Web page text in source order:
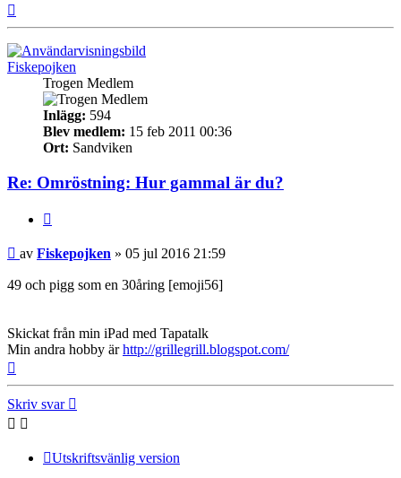
Fiskepojken
Trogen Medlem
Inlägg: 594
Blev medlem: 15 feb 2011 00:36
Ort: Sandviken
Re: Omröstning: Hur gammal är du?
Inlägg
av Fiskepojken » 05 jul 2016 21:59
49 och pigg som en 30åring [emoji56]
Skickat från min iPad med Tapatalk
Min andra hobby ärhttp://grillegrill.blogspot.com/
Skriv svar
Utskriftsvänlig version